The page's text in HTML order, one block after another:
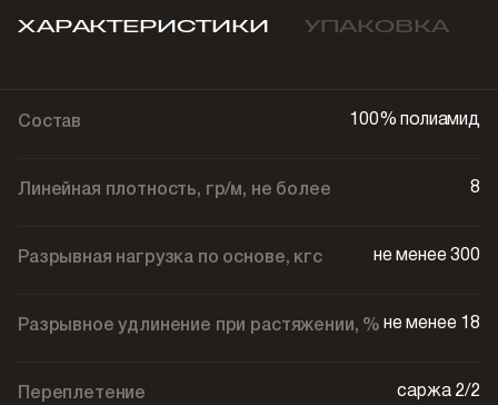
ХАРАКТЕРИСТИКИ УПАКОВКА
Состав 100% полиамид
Линейная плотность, гр/м, не более 8
Разрывная нагрузка по основе, кгс не менее 300
Разрывное удлинение при растяжении, % не менее 18
Переплетение саржа 2/2